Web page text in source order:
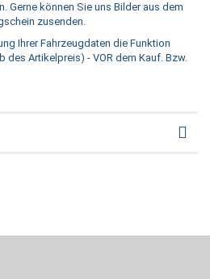
Gerne können Sie uns Bilder aus dem
zusenden.
Ihrer Fahrzeugdaten die Funktion
des Artikelpreis) - VOR dem Kauf. Bzw.